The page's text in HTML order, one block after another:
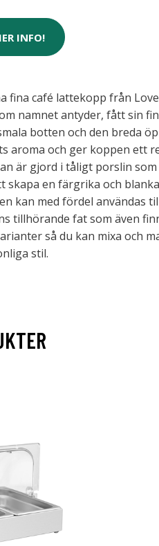
INFO!
fina café lattekopp från
namnet antyder, fått sin
botten och den breda
aroma och ger koppen ett
är gjord i tåligt porslin som
skapa en färgrika och
kan med fördel användas
tillhörande fat som även
så du kan mixa och
stil.